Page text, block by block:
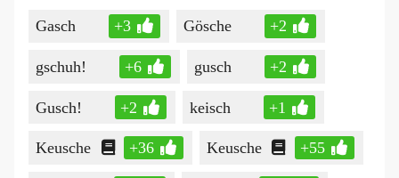
Gasch +3 Gösche +2
gschuh! +6 gusch +2
Gusch! +2 keisch +1
Keusche +36 Keusche +55